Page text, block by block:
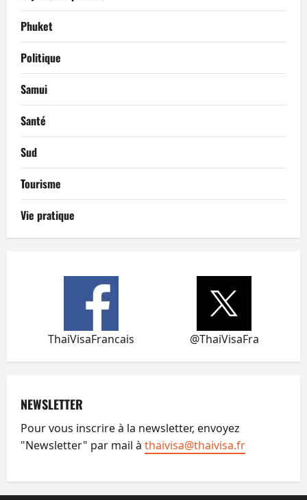
Phuket
Politique
Samui
Santé
Sud
Tourisme
Vie pratique
ThaiVisaFrancais @ThaiVisaFra
NEWSLETTER
Pour vous inscrire à la newsletter, envoyez
"Newsletter" par mail à thaivisa@thaivisa.fr